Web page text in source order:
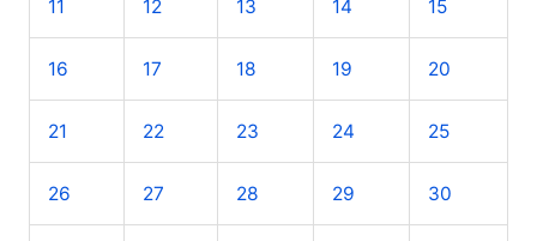
p
r
11 12 13 14 15
16 17 18 19 20
21 22 23 24 25
26 27 28 29 30